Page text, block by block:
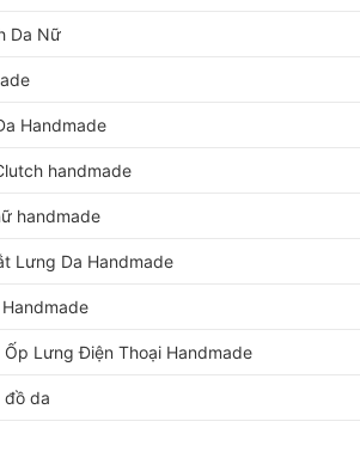
Da Nữ
Handmade
handmade
handmade
Lưng Da Handmade
Ốp Lưng Điện Thoại Handmade
đồ da